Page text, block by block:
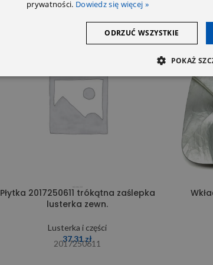
Płytka 2017250611 trókątna zaślepka
lusterka zewn.
Lusterka i części
37,31zł
2017250611
prywatności. Dowiedz się więcej »
ODRZUĆ WSZYSTKIE
POKAŻ